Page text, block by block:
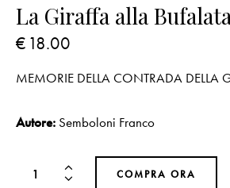
La Giraffa alla
€ 18.00
MEMORIE DELLA CONTRADA DELLA
Autore: Semboloni Franco
COMPRA ORA